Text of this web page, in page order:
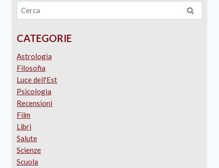
CATEGORIE
Astrologia
Filosofia
Luce dell'Est
Psicologia
Recensioni
Film
Libri
Salute
Scienze
Scuola